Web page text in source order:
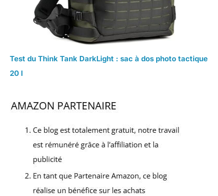
Test du Think Tank DarkLight : sac à dos photo tactique
20 l